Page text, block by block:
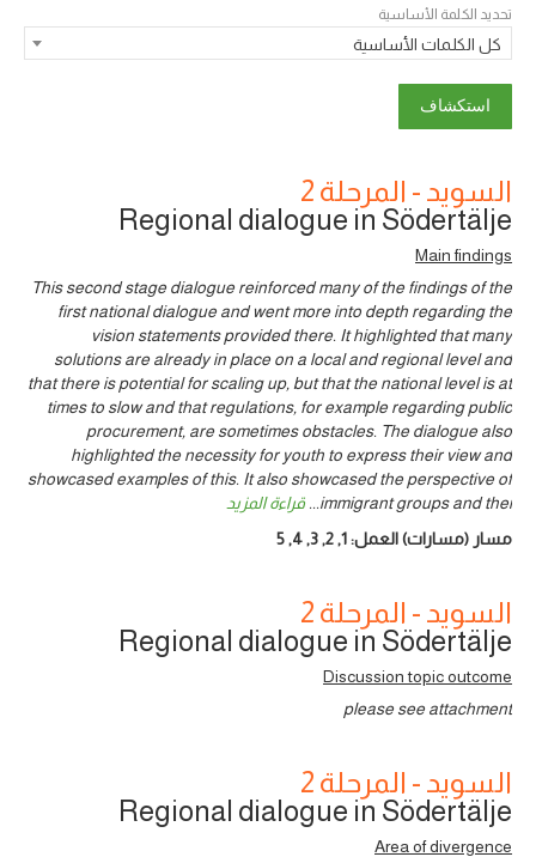
تحديد الكلمة الأساسية
كل الكلمات الأساسية
السويد - المرحلة 2
Regional dialogue in Södertälje
Main findings
This second stage dialogue reinforced many of the findings of the
first national dialogue and went more into depth regarding the
vision statements provided there. It highlighted that many
solutions are already in place on a local and regional level and
that there is potential for scaling up, but that the national level is at
times to slow and that regulations, for example regarding public
procurement, are sometimes obstacles. The dialogue also
highlighted the necessity for youth to express their view and
showcased examples of this. It also showcased the perspective of
immigrant groups and thei
... قراءة المزيد
مسار (مسارات) العمل:1
,
2
,
3
,
4
,
5
السويد - المرحلة 2
Regional dialogue in Södertälje
Discussion topic outcome
please see attachment
السويد - المرحلة 2
Regional dialogue in Södertälje
Area of divergence